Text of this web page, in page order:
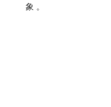
象 。